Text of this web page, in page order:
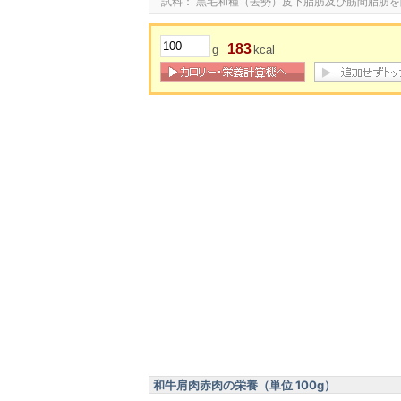
g 183 kcal
和牛肩肉赤肉の栄養（単位 100g）